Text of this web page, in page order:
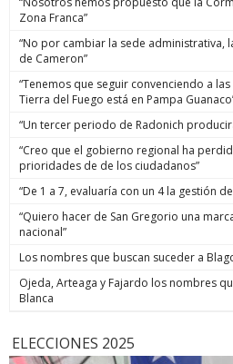
Zona Franca”
“No por cambiar la sede administrativa,
de Cameron”
“Tenemos que seguir convenciendo a
Tierra del Fuego está en Pampa
“Un tercer periodo de Radonich
“Creo que el gobierno regional ha
prioridades de de los ciudadanos”
“De 1 a 7, evaluaría con un 4 la gestión
“Quiero hacer de San Gregorio una
nacional”
Los nombres que buscan suceder a
Ojeda, Arteaga y Fajardo los nombres
Blanca
ELECCIONES 2025